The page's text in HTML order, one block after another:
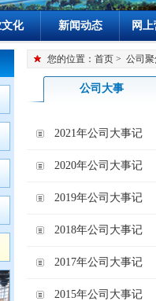
化 新闻动态 网
您的位置： 首页> 公司聚
公司大事
2021年公司大事记
2020年公司大事记
2019年公司大事记
2018年公司大事记
2017年公司大事记
2015年公司大事记